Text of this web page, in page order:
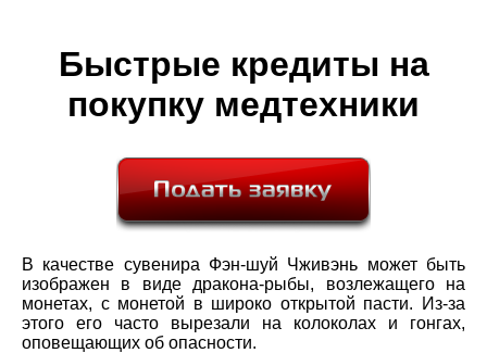
Быстрые кредиты на
покупку медтехники
В качестве сувенира Фэн-шуй Чживэнь может быть
изображен в виде дракона-рыбы, возлежащего на
монетах, с монетой в широко открытой пасти. Из-за
этого его часто вырезали на колоколах и гонгах,
оповещающих об опасности.